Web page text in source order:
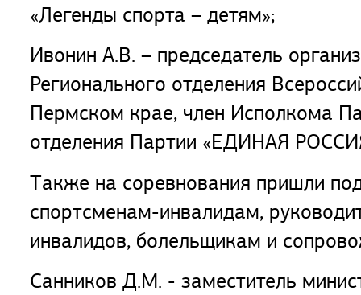
«Легенды спорта – детям»;
Ивонин А.В. – председатель
Регионального отделения
Пермском крае, член Исполкома
отделения Партии «ЕДИНАЯ
Также на соревнования пришли
спортсменам-инвалидам,
инвалидов, болельщикам и
Санников Д.М. - заместитель